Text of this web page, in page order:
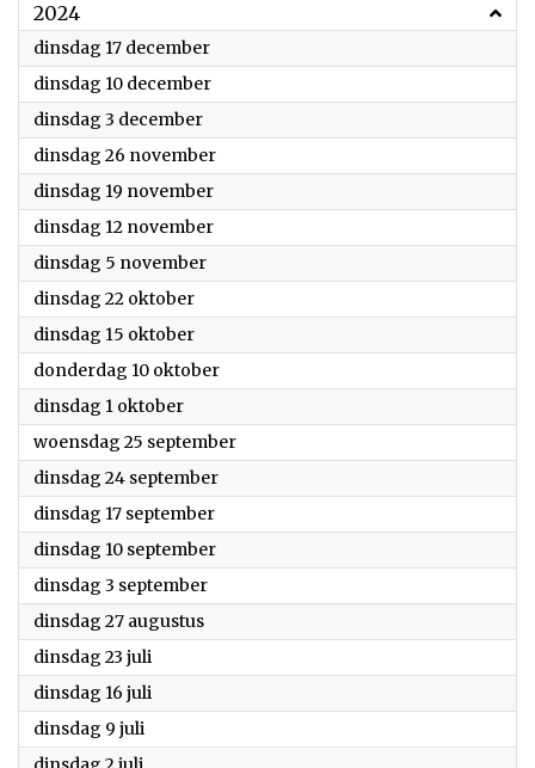
2024
dinsdag 17 december2024
dinsdag 10 december2024
dinsdag 3 december2024
dinsdag 26 november2024
dinsdag 19 november2024
dinsdag 12 november2024
dinsdag 5 november2024
dinsdag 22 oktober2024
dinsdag 15 oktober2024
donderdag 10 oktober2024
dinsdag 1 oktober2024
woensdag 25 september2024
dinsdag 24 september2024
dinsdag 17 september2024
dinsdag 10 september2024
dinsdag 3 september2024
dinsdag 27 augustus2024
dinsdag 23 juli
dinsdag 16 juli
dinsdag 9 juli